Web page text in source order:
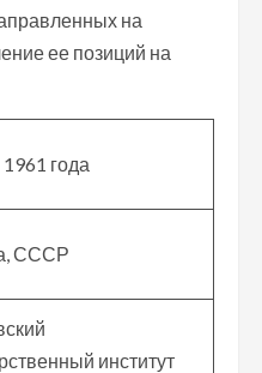
на
ее позиций на
года
СССР
институт